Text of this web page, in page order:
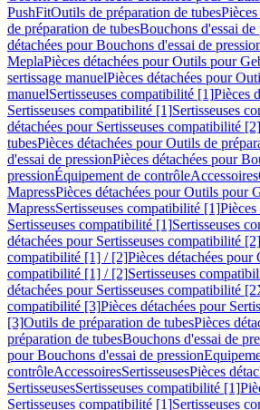
PushFitOutils de préparation de tubes
de préparation de tubesBouchons d'essai de
détachées pour Bouchons d'essai de
MeplaPièces détachées pour Outils pour
sertissage manuelPièces détachées pour
manuelSertisseuses compatibilité [1]Pièces
Sertisseuses compatibilité [1]Sertisseuses
détachées pour Sertisseuses compatibilité [2]
tubesPièces détachées pour Outils de
d'essai de pressionPièces détachées pour
pressionÉquipement de contrôleAccessoires
MapressPièces détachées pour Outils pour
MapressSertisseuses compatibilité [1]
Sertisseuses compatibilité [1]Sertisseuses
détachées pour Sertisseuses compatibilité [2]
compatibilité [1] / [2]Pièces détachées pour
compatibilité [1] / [2]Sertisseuses
détachées pour Sertisseuses compatibilité
compatibilité [3]Pièces détachées pour
[3]Outils de préparation de tubesPièces
préparation de tubesBouchons d'essai de
pour Bouchons d'essai de pression
contrôleAccessoiresSertisseusesPièces
SertisseusesSertisseuses compatibilité [1]
Sertisseuses compatibilité [1]Sertisseuses